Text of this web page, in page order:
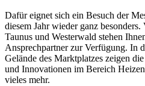
Dafür eignet sich ein Besuch der
diesem Jahr wieder ganz
Taunus und Westerwald stehen
Ansprechpartner zur Verfügung. In
Gelände des Marktplatzes zeigen
und Innovationen im Bereich
vieles mehr.